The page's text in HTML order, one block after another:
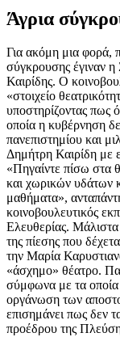
Άγρια
Για ακόμη μια φορά,
σύγκρουσης έγιναν
Καιρίδης. Ο
«στοιχείο
υποστηρίζοντας πως
οποία η κυβέρνηση
πανεπιστημίου και
Δημήτρη Καιρίδη με
«Πηγαίντε πίσω στα
και χωρικών υδάτων
μαθήματα»,
κοινοβουλευτικός
Ελευθερίας.
της πίεσης που
την Μαρία
«άσχημο» θέατρο.
σύμφωνα με τα οποία
οργάνωση των
επισημάνει πως δεν
προέδρου της